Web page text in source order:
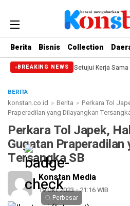
Berita Bisnis Collection
BREAKING NEWS
DPRD Setujui Kerja Sama
BERITA
konstan.co.id » Berita » Perkara Tol
Praperadilan yang Dilayangkan
Perkara Tol Japek,
Gugatan Praperadilan
Tersangka SB
Konstan Media
19 Okt 2023 - 21:16 WIB
Perbesar